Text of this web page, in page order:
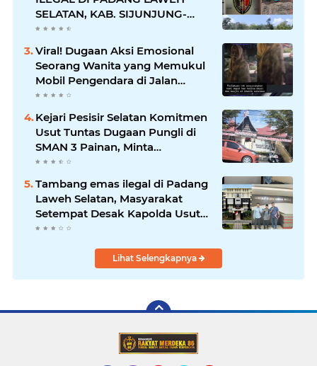
SELATAN, KAB. SIJUNJUNG-
SUMBAR SEMAKIN
MERAJALELA
Viral! Dugaan Aksi Emosional
Seorang Wanita yang Memukul
Mobil Pengendara di Jalan
Khatib Sulaiman
Kejari Pesisir Selatan Komitmen
Usut Tuntas Dugaan Pungli di
SMAN 3 Painan, Minta
Inspektorat Sumbar Lakukan
Pemeriksaan
Tambang emas ilegal di Padang
Laweh Selatan, Masyarakat
Setempat Desak Kapolda Usut
Tuntas
Lihat Selengkapnya